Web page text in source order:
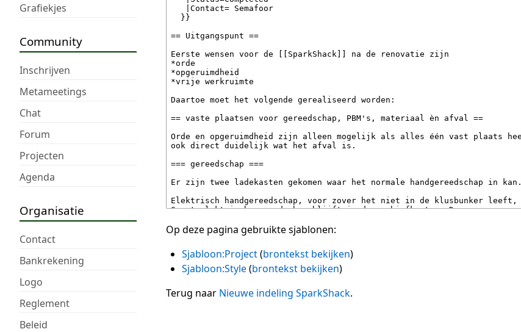
Grafiekjes
Community
Inschrijven
Metameetings
Chat
Forum
Projecten
Agenda
Organisatie
Contact
Bankrekening
Logo
Reglement
Beleid
Op deze pagina gebruikte sjablonen:
Sjabloon:Project(brontekst bekijken)
Sjabloon:Style(brontekst bekijken)
Terug naar Nieuwe indeling SparkShack.